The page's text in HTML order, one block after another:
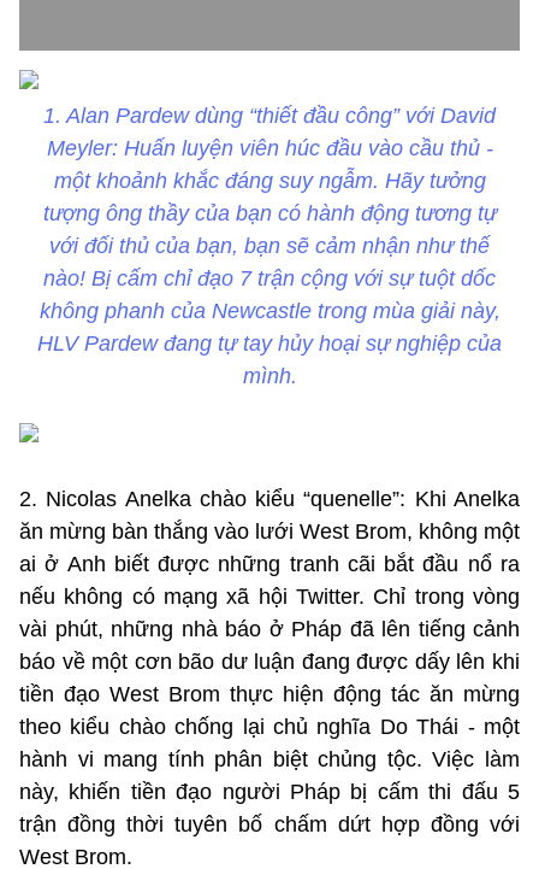
1. Alan Pardew dùng “thiết đầu công” với David
Meyler: Huấn luyện viên húc đầu vào cầu thủ -
một khoảnh khắc đáng suy ngẫm. Hãy tưởng
tượng ông thầy của bạn có hành động tương tự
với đối thủ của bạn, bạn sẽ cảm nhận như thế
nào! Bị cấm chỉ đạo 7 trận cộng với sự tuột dốc
không phanh của Newcastle trong mùa giải này,
HLV Pardew đang tự tay hủy hoại sự nghiệp của
mình.
2. Nicolas Anelka chào kiểu “quenelle”: Khi Anelka
ăn mừng bàn thắng vào lưới West Brom, không một
ai ở Anh biết được những tranh cãi bắt đầu nổ ra
nếu không có mạng xã hội Twitter. Chỉ trong vòng
vài phút, những nhà báo ở Pháp đã lên tiếng cảnh
báo về một cơn bão dư luận đang được dấy lên khi
tiền đạo West Brom thực hiện động tác ăn mừng
theo kiểu chào chống lại chủ nghĩa Do Thái - một
hành vi mang tính phân biệt chủng tộc. Việc làm
này, khiến tiền đạo người Pháp bị cấm thi đấu 5
trận đồng thời tuyên bố chấm dứt hợp đồng với
West Brom.